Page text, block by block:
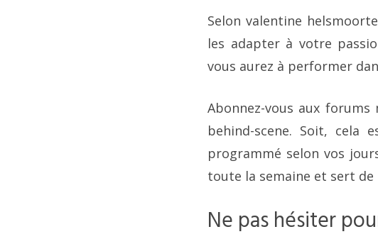
Selon valentine
les adapter à votre
vous aurez à performer
Abonnez-vous aux forums
behind-scene. Soit,
programmé selon vos
toute la semaine et sert
Ne pas hésiter